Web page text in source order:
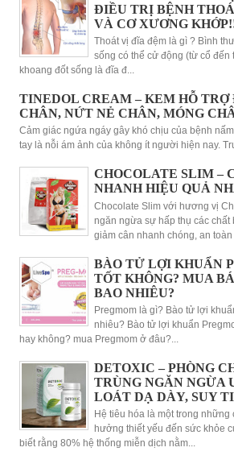
ĐIỀU TRỊ BỆNH
VÀ CƠ XƯƠNG
Thoát vị đĩa đệm là gì ? Bình
sống có thể cử động (từ cổ đến
khoang đốt sống là đĩa đ...
TINEDOL CREAM – KEM HỖ
CHÂN, NỨT NẺ CHÂN, MÓNG
Cảm giác ngứa ngáy gây khó chịu của bệnh
tay là nỗi ám ảnh của không ít người hiện nay.
CHOCOLATE SLIM –
NHANH HIỆU QUẢ
Chocolate Slim với hương vị
ngăn ngừa sự hấp thụ các chất
giảm cân nhanh chóng, an toàn
BÀO TỬ LỢI KHUẨN
TỐT KHÔNG? MUA
BAO NHIÊU?
Pregmom là gì? Bào tử lợi
nhiêu? Bào tử lợi khuẩn
hay không? mua Pregmom ở đâu?...
DETOXIC – PHÒNG
TRÙNG NGĂN NGỪA
LOÁT DẠ DÀY, SUY
Hệ tiêu hóa là một trong những
hưởng thiết yếu đến sức khỏe
biết rằng 80% hệ thống miễn dịch nằm...